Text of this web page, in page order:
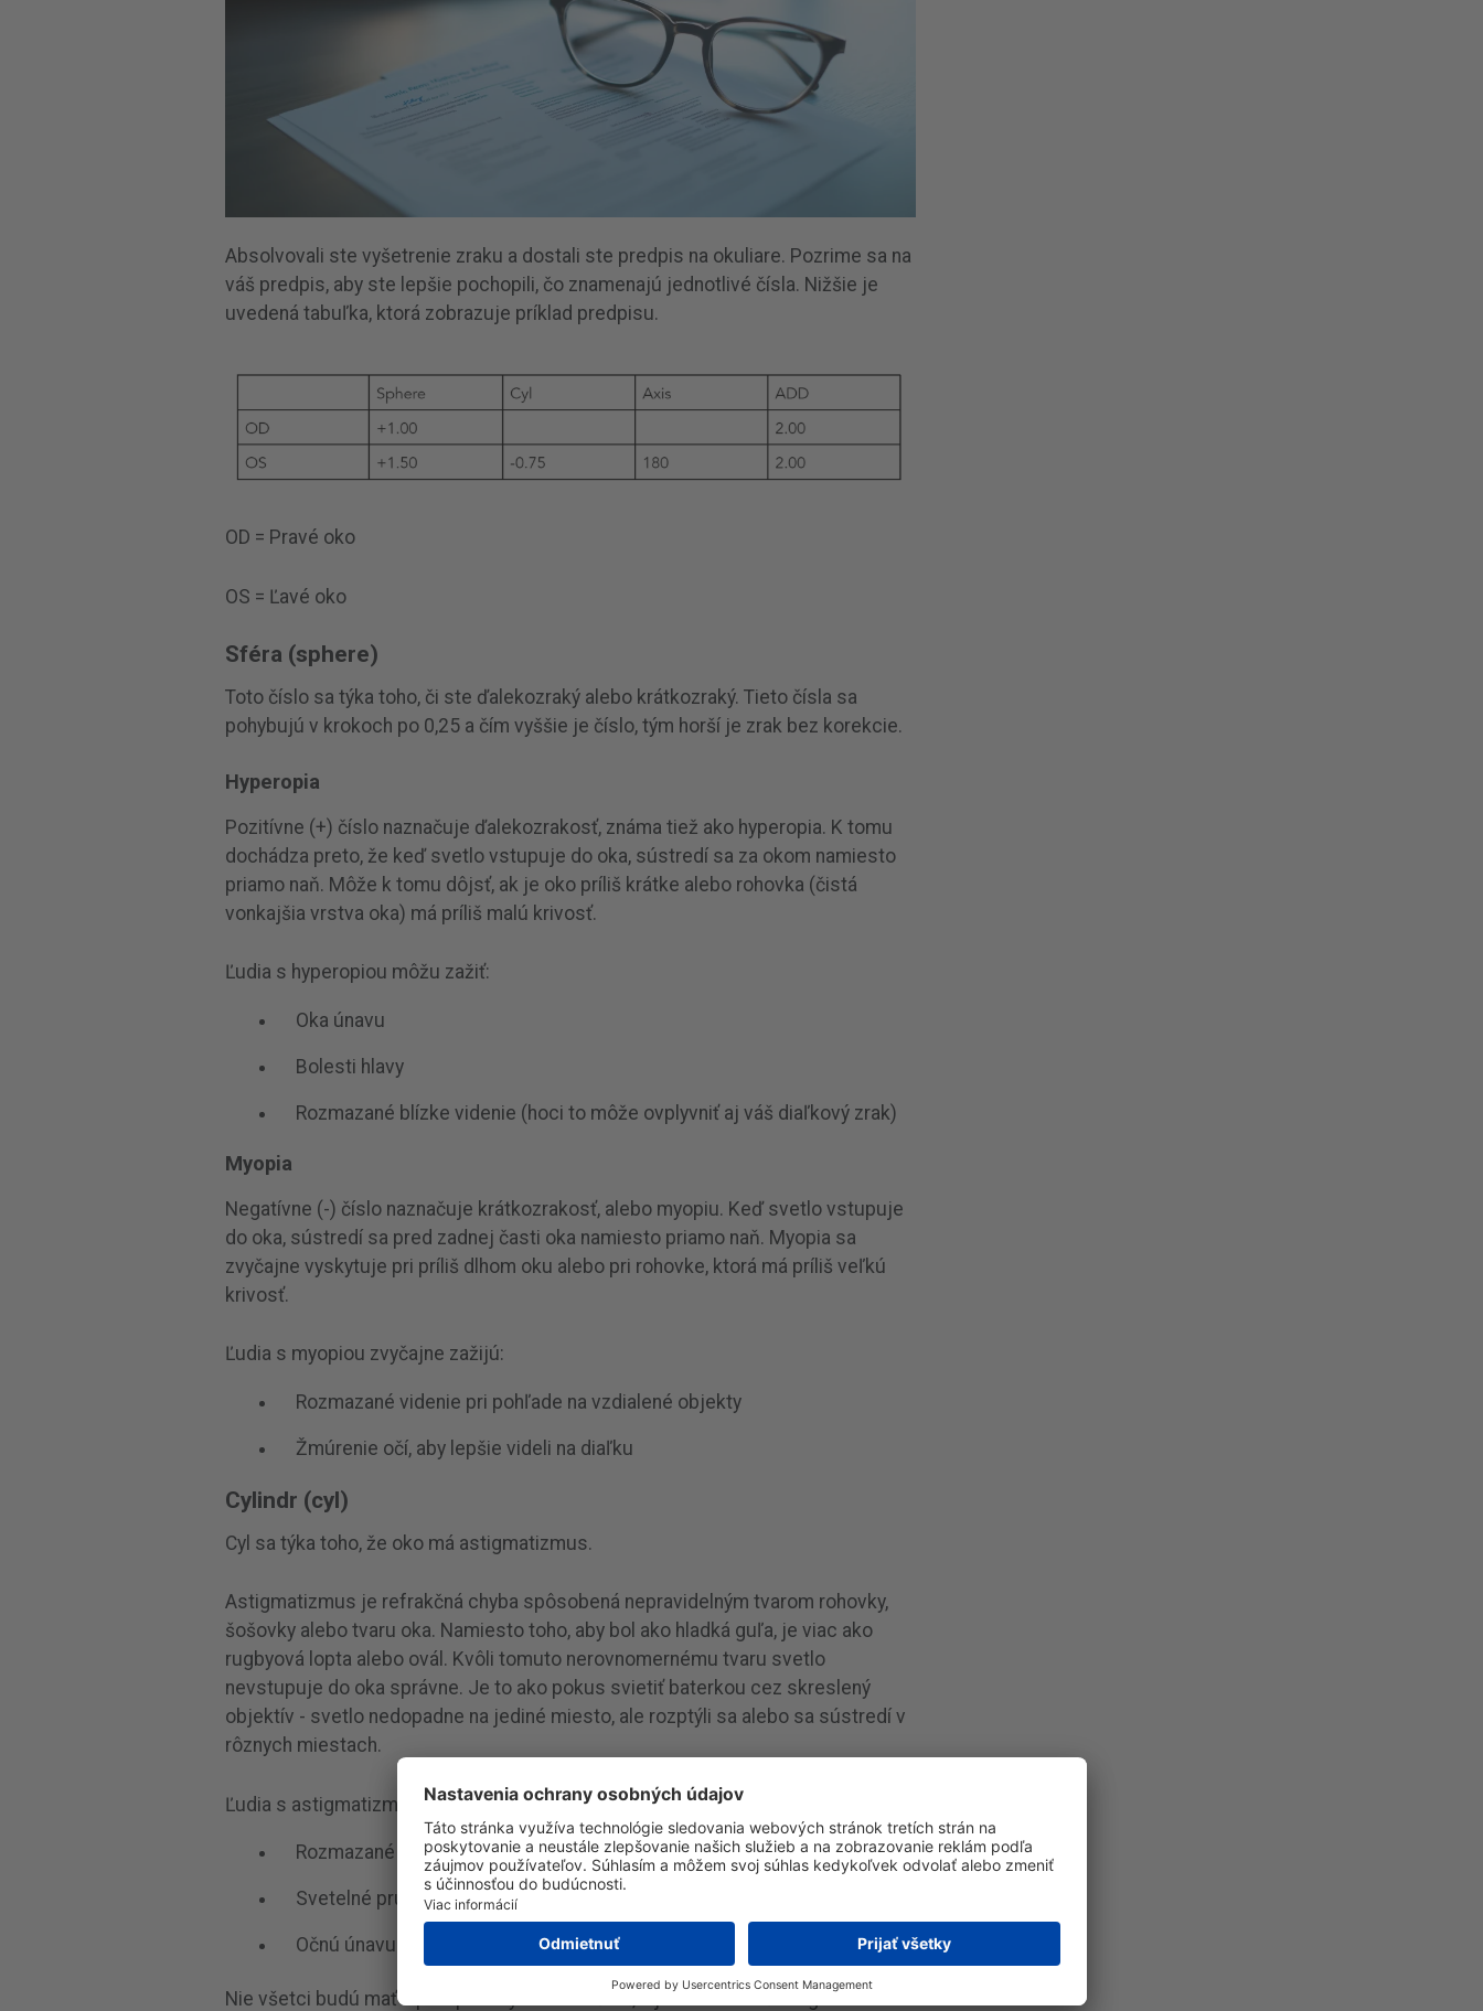
Absolvovali ste vyšetrenie zraku a dostali ste predpis na okuliare. Pozrime sa na
váš predpis, aby ste lepšie pochopili, čo znamenajú jednotlivé čísla. Nižšie je
uvedená tabuľka, ktorá zobrazuje príklad predpisu.
OD = Pravé oko
OS = Ľavé oko
Sféra (sphere)
Toto číslo sa týka toho, či ste ďalekozraký alebo krátkozraký. Tieto čísla sa
pohybujú v krokoch po 0,25 a čím vyššie je číslo, tým horší je zrak bez korekcie.
Hyperopia
Pozitívne (+) číslo naznačuje ďalekozrakosť, známa tiež ako hyperopia. K tomu
dochádza preto, že keď svetlo vstupuje do oka, sústredí sa za okom namiesto
priamo naň. Môže k tomu dôjsť, ak je oko príliš krátke alebo rohovka (čistá
vonkajšia vrstva oka) má príliš malú krivosť.
Ľudia s hyperopiou môžu zažiť:
Oka únavu
Bolesti hlavy
Rozmazané blízke videnie (hoci to môže ovplyvniť aj váš diaľkový zrak)
Myopia
Negatívne (-) číslo naznačuje krátkozrakosť, alebo myopiu. Keď svetlo vstupuje
do oka, sústredí sa pred zadnej časti oka namiesto priamo naň. Myopia sa
zvyčajne vyskytuje pri príliš dlhom oku alebo pri rohovke, ktorá má príliš veľkú
krivosť.
Ľudia s myopiou zvyčajne zažijú:
Rozmazané videnie pri pohľade na vzdialené objekty
Žmúrenie očí, aby lepšie videli na diaľku
Cylindr (cyl)
Cyl sa týka toho, že oko má astigmatizmus.
Astigmatizmus je refrakčná chyba spôsobená nepravidelným tvarom rohovky,
šošovky alebo tvaru oka. Namiesto toho, aby bol ako hladká guľa, je viac ako
rugbyová lopta alebo ovál. Kvôli tomuto nerovnomernému tvaru svetlo
nevstupuje do oka správne. Je to ako pokus svietiť baterkou cez skreslený
objektív - svetlo nedopadne na jediné miesto, ale rozptýli sa alebo sa sústredí v
rôznych miestach.
Ľudia s astigmatizmom zažijú:
Rozmazané alebo skreslené videnie blízko aj/alebo ďaleko
Svetelné pruhy z automobilových svetiel v noci
Očnú únavu a/alebo bolesti hlavy
Nie všetci budú mať v predpise cylindrickú časť, a je možné mať astigmatizmus